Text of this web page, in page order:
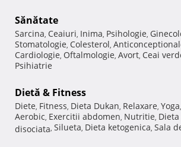
Sănătate
Sarcina, Ceaiuri, Inima, Psihologie,
Stomatologie, Colesterol,
Cardiologie, Oftalmologie, Avort, Ceai
Psihiatrie
Dietă & Fitness
Diete, Fitness, Dieta Dukan, Relaxare, Yoga,
Aerobic, Exercitii abdomen, Nutritie,
disociata, Silueta, Dieta ketogenica, Sala